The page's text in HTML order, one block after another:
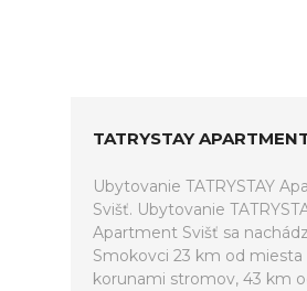
TATRYSTAY
Ubytovanie TATRYSTAY
Svišť. Ubytovanie
Apartment Svišť sa
Smokovci 23 km od miesta
korunami stromov, 43 km